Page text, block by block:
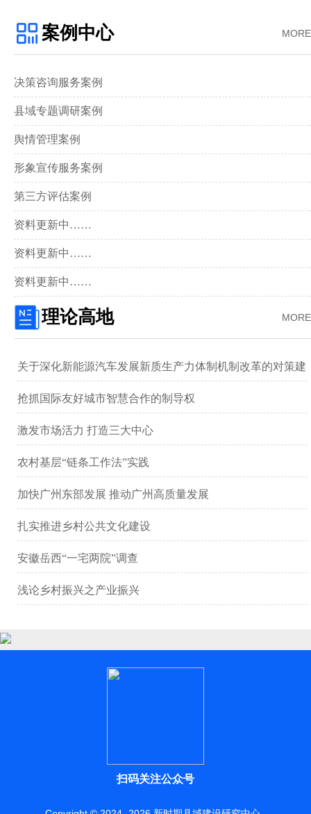
MORE
案例中心
决策咨询服务案例
县域专题调研案例
舆情管理案例
形象宣传服务案例
第三方评估案例
资料更新中……
资料更新中……
资料更新中……
MORE
理论高地
关于深化新能源汽车发展新质生产力体制机制改革的对策建
议 ——以广汽集团为例
抢抓国际友好城市智慧合作的制导权
激发市场活力 打造三大中心
农村基层“链条工作法”实践
加快广州东部发展 推动广州高质量发展
扎实推进乡村公共文化建设
安徽岳西“一宅两院”调查
浅论乡村振兴之产业振兴
扫码关注公众号